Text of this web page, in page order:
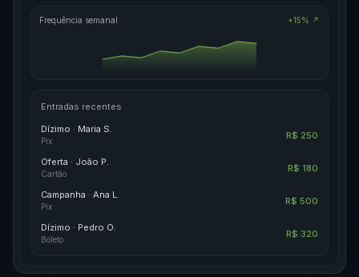
Frequência semanal +15% ↗
Entradas recentes
Dízimo · Maria S.
Pix
R$ 250
Oferta · João P.
Cartão
R$ 180
Campanha · Ana L.
Pix
R$ 500
Dízimo · Pedro O.
Boleto
R$ 320